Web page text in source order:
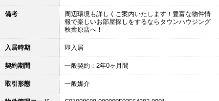
備考
周辺環境も詳しくご案内いたします！豊富な物件情
報で楽しいお部屋探しをするならタウンハウジング
秋葉原店へ！
入居時期 即入居
契約期間 一般契約：2年0ヶ月間
取引形態 一般媒介